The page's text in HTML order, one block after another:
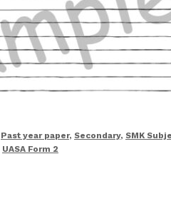
Past year paper, Secondary, SMK
UASA Form 2